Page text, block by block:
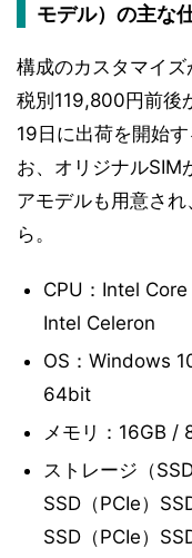
モデル）の主な
構成のカスタマイズ
税別119,800円前後
19日に出荷を開始
お、オリジナルSIM
アモデルも用意さ
ら。
CPU：Intel
Intel Celeron
OS：Windows
64bit
メモリ：16GB /
ストレージ（
SSD（PCIe）
SSD（PCIe）